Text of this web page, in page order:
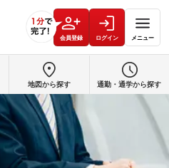
会員登録 ログイン メニュー
地図から探す 通勤・通学から探す